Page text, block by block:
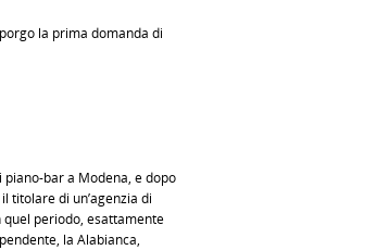
la prima domanda di
piano-bar a Modena, e dopo
titolare di un’agenzia di
quel periodo, esattamente
la Alabianca,